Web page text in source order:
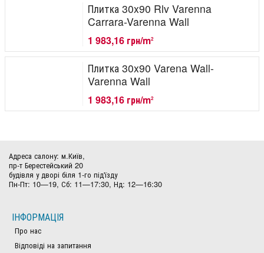
Плитка 30x90 Rlv Varenna
Carrara-Varenna Wall
1 983,16 грн/m2
Плитка 30x90 Varena Wall-
Varenna Wall
1 983,16 грн/m2
Адреса салону: м.Київ,
пр-т Берестейський 20
будівля у дворі біля 1-го під'їзду
Пн-Пт: 10—19, Сб: 11—17:30, Нд: 12—16:30
ІНФОРМАЦІЯ
Про нас
Відповіді на запитання